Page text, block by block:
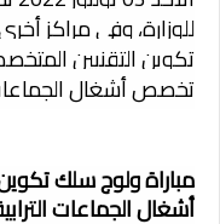
للوزارة، وفي مراكز
تكوين التقنيين
تخصص أشغال الجماعات
مباراة ولوج سلك
أشغال الجماعات الترابية